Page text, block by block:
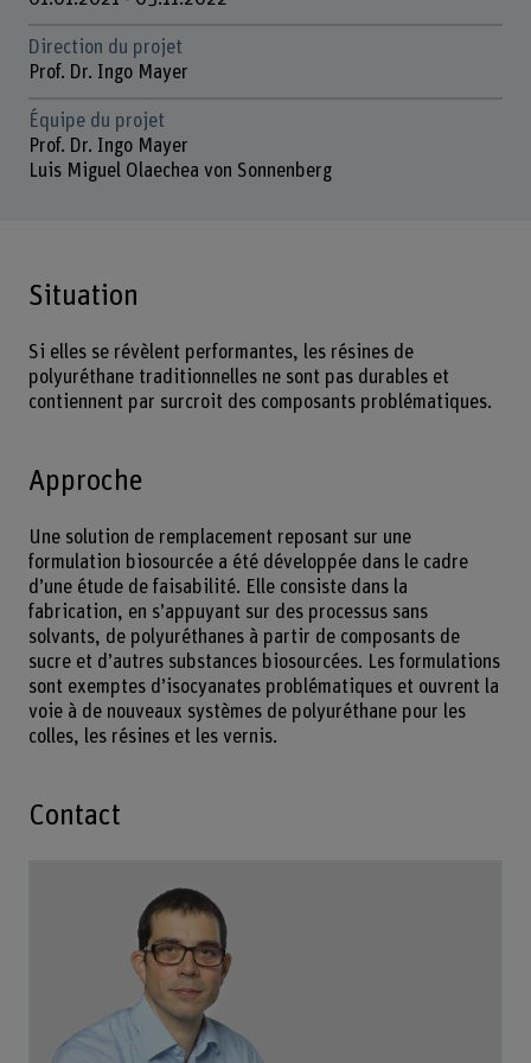
Direction du projet
Prof. Dr. Ingo Mayer
Équipe du projet
Prof. Dr. Ingo Mayer
Luis Miguel Olaechea von Sonnenberg
Situation
Si elles se révèlent performantes, les résines de
polyuréthane traditionnelles ne sont pas durables et
contiennent par surcroit des composants problématiques.
Approche
Une solution de remplacement reposant sur une
formulation biosourcée a été développée dans le cadre
d’une étude de faisabilité. Elle consiste dans la
fabrication, en s’appuyant sur des processus sans
solvants, de polyuréthanes à partir de composants de
sucre et d’autres substances biosourcées. Les formulations
sont exemptes d’isocyanates problématiques et ouvrent la
voie à de nouveaux systèmes de polyuréthane pour les
colles, les résines et les vernis.
Contact